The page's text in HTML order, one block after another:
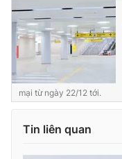
mại từ ngày 22/12 tới.
Tin liên quan